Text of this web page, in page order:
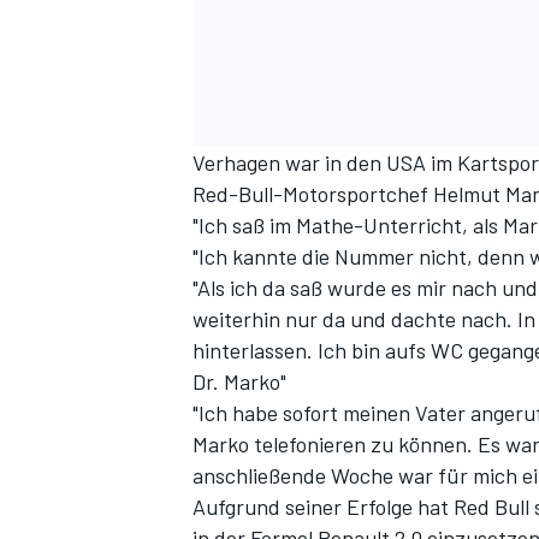
SPORTWAGEN
Verhagen war in den USA im
Red-Bull-Motorsportchef Helmut
"Ich saß im Mathe-Unterricht, als
"Ich kannte die Nummer nicht, denn
"Als ich da saß wurde es mir nach
weiterhin nur da und dachte nach.
hinterlassen. Ich bin aufs WC
Dr. Marko"
"Ich habe sofort meinen Vater
Marko telefonieren zu können. Es
anschließende Woche war für mich
Aufgrund seiner Erfolge hat Red